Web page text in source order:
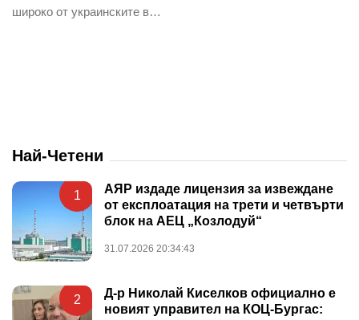
широко от украинските в…
Най-Четени
1
АЯР издаде лицензия за извеждане
от експлоатация на трети и четвърти
блок на АЕЦ „Козлодуй“
31.07.2026 20:34:43
2
Д-р Николай Киселков официално е
новият управител на КОЦ-Бургас: